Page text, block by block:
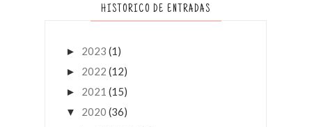
HISTORICO DE ENTRADAS
► 2023 (1)
► 2022 (12)
► 2021 (15)
▼ 2020 (36)